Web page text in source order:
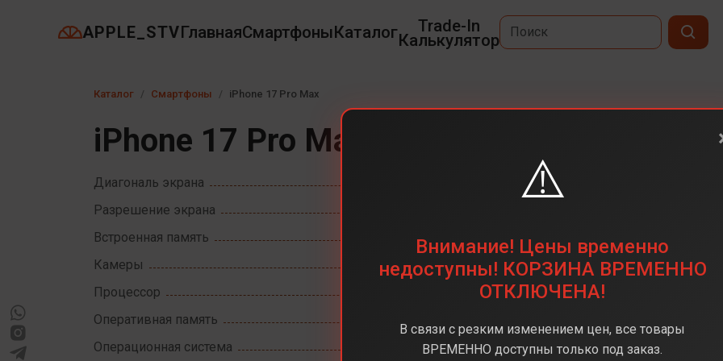
APPLE_STVГлавнаяСмартфоныКаталог Trade-In
Калькулятор
Каталог Смартфоны iPhone 17 Pro Max
iPhone 17 Pro Max
Диагональ экрана
Разрешение экрана
Встроенная память
Камеры
48 + 48 + 48 (тройная)
Процессор
Apple A19 Pro
Оперативная память
Операционная система
iOS 26
⚠️
Внимание! Цены временно
недоступны! КОРЗИНА ВРЕМЕННО
ОТКЛЮЧЕНА!
В связи с резким изменением цен, все товары
ВРЕМЕННО доступны только под заказ.